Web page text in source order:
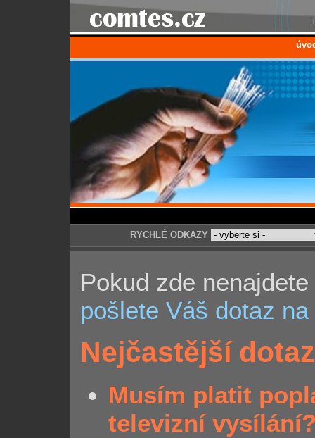
RYCHLÉ ODKAZY
Pokud zde
pošlete Váš dotaz
Nejčastější
Musím platit
televizní